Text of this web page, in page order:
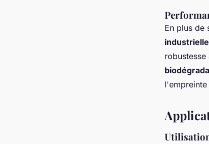
En plus de
industrielle